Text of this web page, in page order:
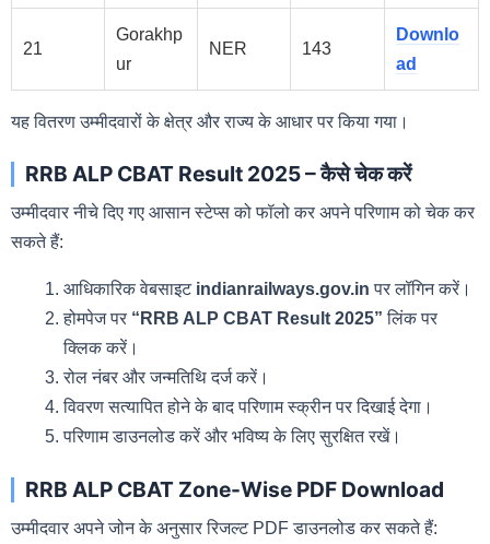
21
Gorakhp
ur
NER 143
Downlo
ad
यह वितरण उम्मीदवारों के क्षेत्र और राज्य के आधार पर किया गया।
RRB ALP CBAT Result 2025 – कैसे चेक करें
उम्मीदवार नीचे दिए गए आसान स्टेप्स को फॉलो कर अपने परिणाम को चेक कर
सकते हैं:
आधिकारिक वेबसाइट indianrailways.gov.in पर लॉगिन करें।
होमपेज पर “RRB ALP CBAT Result 2025” लिंक पर
क्लिक करें।
रोल नंबर और जन्मतिथि दर्ज करें।
विवरण सत्यापित होने के बाद परिणाम स्क्रीन पर दिखाई देगा।
परिणाम डाउनलोड करें और भविष्य के लिए सुरक्षित रखें।
RRB ALP CBAT Zone-Wise PDF Download
उम्मीदवार अपने जोन के अनुसार रिजल्ट PDF डाउनलोड कर सकते हैं: